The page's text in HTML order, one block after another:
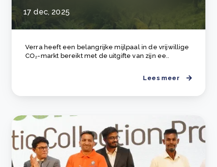
17 dec, 2025
Verra heeft een belangrijke mijlpaal in de vrijwillige
CO₂-markt bereikt met de uitgifte van zijn ee..
Lees meer